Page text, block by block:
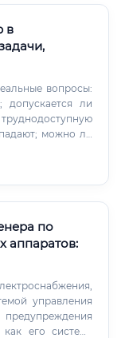
в
вопросы:
анализирует
по
аппаратов:
управления
его система